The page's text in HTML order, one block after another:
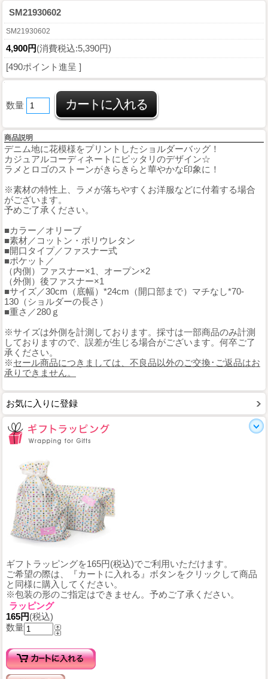
SM21930602
SM21930602
4,900円(消費税込:5,390円)
[490ポイント進呈 ]
数量
商品説明
デニム地に花模様をプリントしたショルダーバッグ！
カジュアルコーディネートにピッタリのデザイン☆
ラメとロゴのストーンがきらきらと華やかな印象に！
※素材の特性上、ラメが落ちやすくお洋服などに付着する場合
がございます。
予めご了承ください。
■カラー／オリーブ
■素材／コットン・ポリウレタン
■開口タイプ／ファスナー式
■ポケット／
（内側）ファスナー×1、オープン×2
（外側）後ファスナー×1
■サイズ／30cm（底幅）*24cm（開口部まで）マチなし*70-
130（ショルダーの長さ）
■重さ／280ｇ
※サイズは外側を計測しております。採寸は一部商品のみ計測
しておりますので、誤差が生じる場合がございます。何卒ご了
承ください。
※セール商品につきましては、不良品以外のご交換･ご返品はお
承りできません。
お気に入りに登録
ギフトラッピングを165円(税込)でご利用いただけます。
ご希望の際は、『カートに入れる』ボタンをクリックして商品
と同様に購入してください。
※包装の形のご指定はできません。予めご了承ください。
ラッピング
165円(税込)
数量